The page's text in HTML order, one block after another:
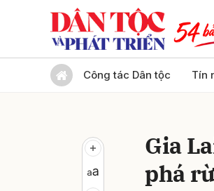
Công tác Dân tộc Tín
Gia
phá